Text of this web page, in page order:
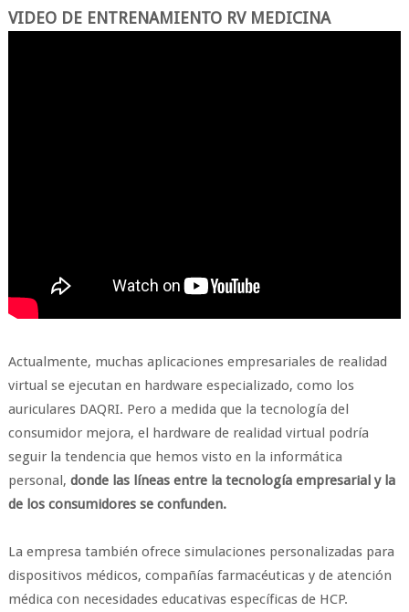
VIDEO DE ENTRENAMIENTO RV MEDICINA
Actualmente, muchas aplicaciones empresariales de realidad
virtual se ejecutan en hardware especializado, como los
auriculares DAQRI. Pero a medida que la tecnología del
consumidor mejora, el hardware de realidad virtual podría
seguir la tendencia que hemos visto en la informática
personal, donde las líneas entre la tecnología empresarial y la
de los consumidores se confunden.
La empresa también ofrece simulaciones personalizadas para
dispositivos médicos, compañías farmacéuticas y de atención
médica con necesidades educativas específicas de HCP.